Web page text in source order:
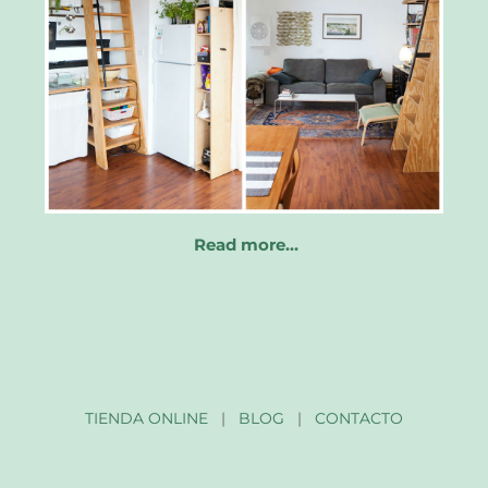
Read more…
TIENDA ONLINE| BLOG | CONTACTO